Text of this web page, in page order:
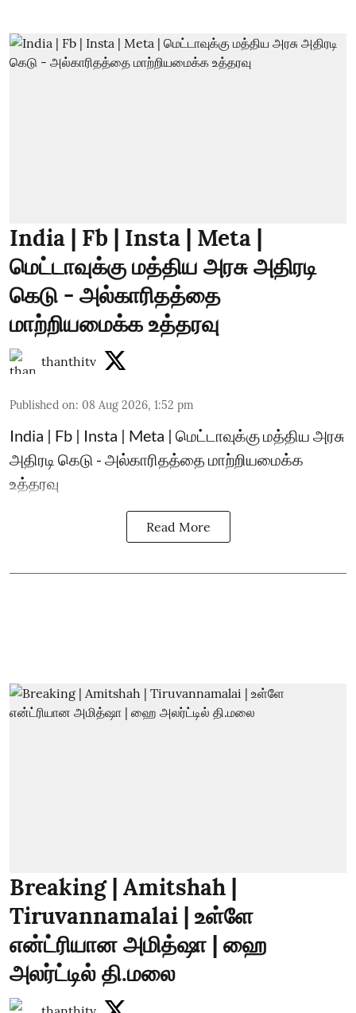
India | Fb | Insta | Meta |
மெட்டாவுக்கு மத்திய அரசு அதிரடி
கெடு - அல்காரிதத்தை
மாற்றியமைக்க உத்தரவு
thanthitv
Published on: 08 Aug 2026, 1:52 pm
India | Fb | Insta | Meta | மெட்டாவுக்கு மத்திய அரசு
அதிரடி கெடு - அல்காரிதத்தை மாற்றியமைக்க
உத்தரவு
Read More
Breaking | Amitshah |
Tiruvannamalai | உள்ளே
என்ட்ரியான அமித்ஷா | ஹை
அலர்ட்டில் தி.மலை